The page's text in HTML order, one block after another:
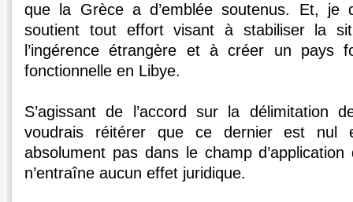
que la Grèce a d’emblée soutenus. Et, je
soutient tout effort visant à stabiliser la
l’ingérence étrangère et à créer un pays
fonctionnelle en Libye.
S’agissant de l’accord sur la délimitation
voudrais réitérer que ce dernier est nul
absolument pas dans le champ
n’entraîne aucun effet juridique.